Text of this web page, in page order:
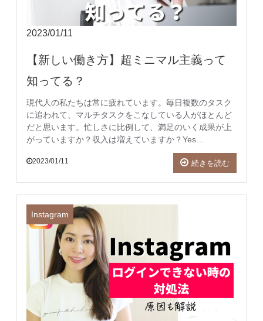
2023/01/11
【新しい働き方】超ミニマル主義って
知ってる？
現代人の私たちは常に疲れています。毎日複数のタスク
に追われて、マルチタスクをこなしている人がほとんど
だと思います。忙しさに比例して、満足のいく成果が上
がっていますか？収入は増えていますか？Yes…
2023/01/11 続きを読む
Instagram